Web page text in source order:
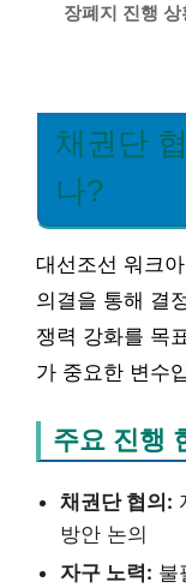
장폐지 진행
채권단
나?
대선조선 워크
의결을 통해 결
쟁력 강화를 목
가 중요한 변수
주요 진행
채권단 협의:
방안 논의
자구 노력: 불